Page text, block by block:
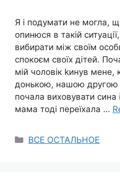
Я і подумати не могла,
опинюся в такій
вибирати між своїм
спокоєм своїх дітей.
мій чоловік kинув мене,
донькою, нашою другою
почала виховувати
мама тоді переїхала …
Categories
ВСЕ ОСТАЛЬНОЕ